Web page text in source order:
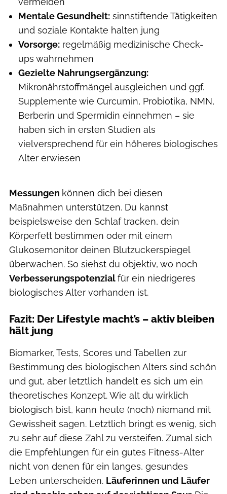
Mentale Gesundheit: sinnstiftende Tätigkeiten
und soziale Kontakte halten jung
Vorsorge: regelmäßig medizinische Check-
ups wahrnehmen
Gezielte Nahrungsergänzung:
Mikronährstoffmängel ausgleichen und ggf.
Supplemente wie Curcumin, Probiotika, NMN,
Berberin und Spermidin einnehmen – sie
haben sich in ersten Studien als
vielversprechend für ein höheres biologisches
Alter erwiesen
Messungen können dich bei diesen
Maßnahmen unterstützen. Du kannst
beispielsweise den Schlaf tracken, dein
Körperfett bestimmen oder mit einem
Glukosemonitor deinen Blutzuckerspiegel
überwachen. So siehst du objektiv, wo noch
Verbesserungspotenzialfür ein niedrigeres
biologisches Alter vorhanden ist.
Fazit: Der Lifestyle macht’s – aktiv bleiben
hält jung
Biomarker, Tests, Scores und Tabellen zur
Bestimmung des biologischen Alters sind schön
und gut, aber letztlich handelt es sich um ein
theoretisches Konzept. Wie alt du wirklich
biologisch bist, kann heute (noch) niemand mit
Gewissheit sagen. Letztlich bringt es wenig, sich
zu sehr auf diese Zahl zu versteifen. Zumal sich
die Empfehlungen für ein gutes Fitness-Alter
nicht von denen für ein langes, gesundes
Leben unterscheiden. Läuferinnen und Läufer